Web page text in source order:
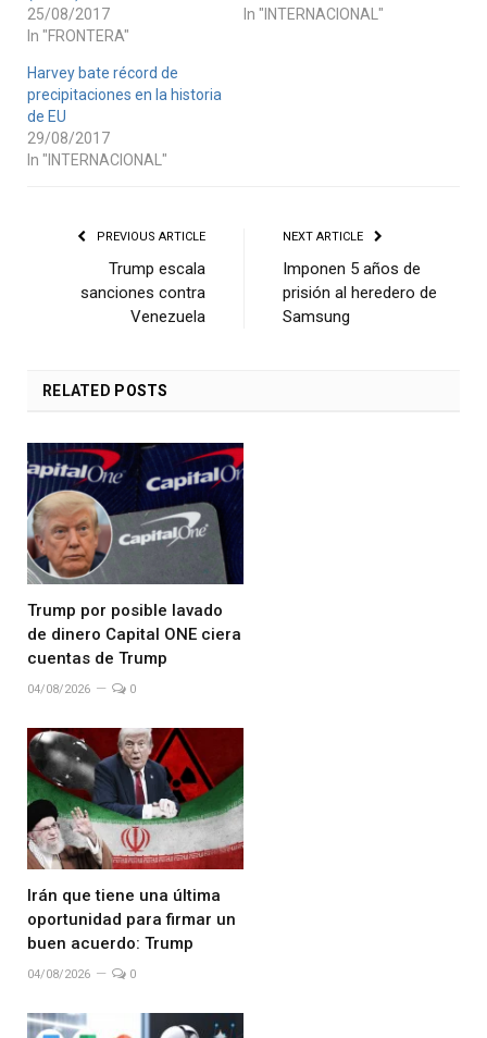
25/08/2017
In "FRONTERA"
In "INTERNACIONAL"
Harvey bate récord de
precipitaciones en la historia
de EU
29/08/2017
In "INTERNACIONAL"
PREVIOUS ARTICLE
Trump escala
sanciones contra
Venezuela
NEXT ARTICLE
Imponen 5 años de
prisión al heredero de
Samsung
RELATED POSTS
Trump por posible lavado
de dinero Capital ONE ciera
cuentas de Trump
04/08/2026 0
Irán que tiene una última
oportunidad para firmar un
buen acuerdo: Trump
04/08/2026 0